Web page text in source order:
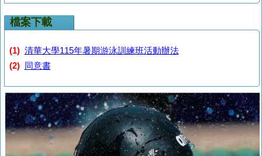
檔案下載
(1) 清華大學115年暑期游泳訓練班活動辦法
(2)
同意書